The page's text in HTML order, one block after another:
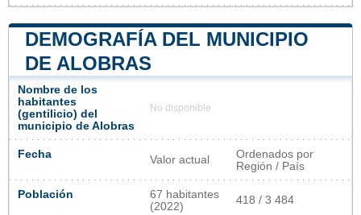
DEMOGRAFÍA DEL MUNICIPIO
DE ALOBRAS
Nombre de los
habitantes
(gentilicio) del
municipio de Alobras
No disponible
Fecha Valor actual
Ordenados por
Región / País
Población
67 habitantes
(2022)
418 / 3 484